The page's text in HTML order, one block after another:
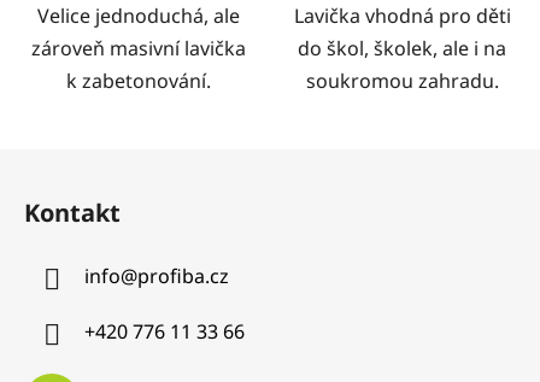
Velice jednoduchá, ale
zároveň masivní lavička
k zabetonování.
Lavička vhodná pro děti
do škol, školek, ale i na
soukromou zahradu.
Kontakt
info@profiba.cz
+420 776 11 33 66